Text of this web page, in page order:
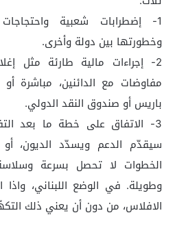
1- إضطرابات شعبية
وخطورتها بين دولة وأخرى.
2- إجراءات مالية طارئة مثل
مفاوضات مع الدائنين، مباشرة
باريس أو صندوق النقد الدولي.
3- الاتفاق على خطة ما بعد
سيقدّم الدعم ويسدّد الديون،
الخطوات لا تحصل بسرعة
وطويلة. في الوضع اللبناني، واذا
الافلاس، من دون أن يعني ذلك